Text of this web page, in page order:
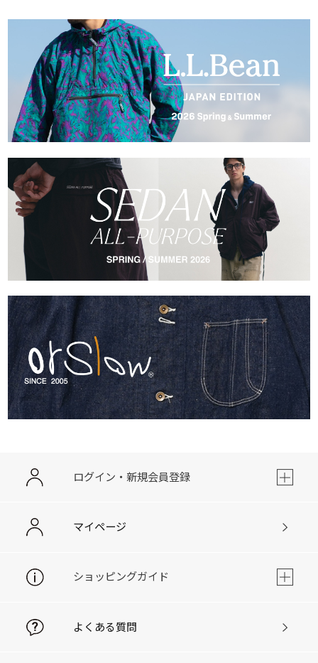
ログイン・新規会員登録
マイページ
ショッピングガイド
よくある質問